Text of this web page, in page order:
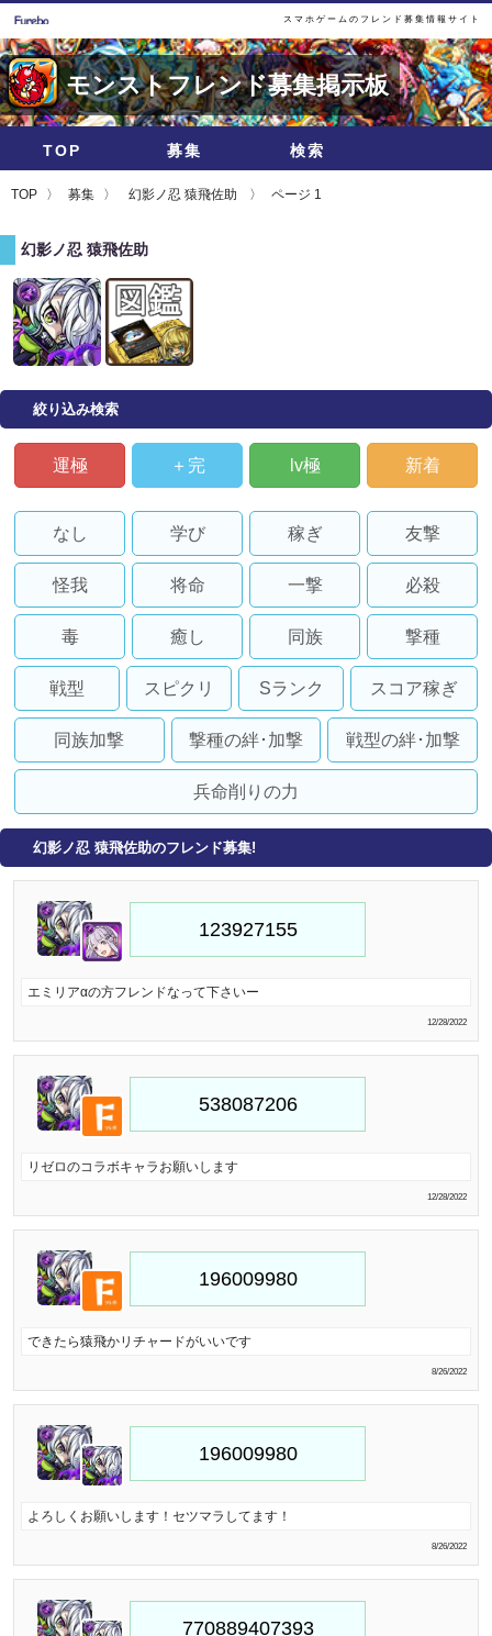
スマホゲームのフレンド募集情報サイト
モンストフレンド募集掲示板
TOP 募集 検索
TOP 募集 幻影ノ忍 猿飛佐助 ページ 1
幻影ノ忍 猿飛佐助
絞り込み検索
運極 ＋完 lv極 新着
なし 学び 稼ぎ 友撃
怪我 将命 一撃 必殺
毒 癒し 同族 撃種
戦型 スピクリ Sランク スコア稼ぎ
同族加撃 撃種の絆･加撃 戦型の絆･加撃
兵命削りの力
幻影ノ忍 猿飛佐助のフレンド募集!
エミリアαの方フレンドなって下さいー
12/28/2022
リゼロのコラボキャラお願いします
12/28/2022
できたら猿飛かリチャードがいいです
8/26/2022
よろしくお願いします！セツマラしてます！
8/26/2022